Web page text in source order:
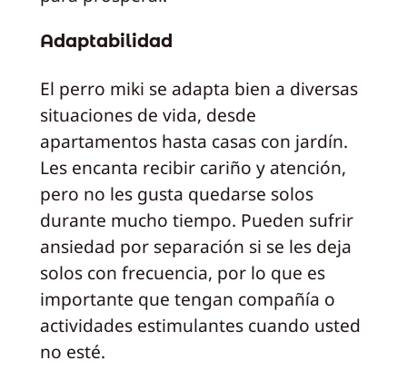
Adaptabilidad
El perro miki se adapta bien a diversas
situaciones de vida, desde
apartamentos hasta casas con jardín.
Les encanta recibir cariño y atención,
pero no les gusta quedarse solos
durante mucho tiempo. Pueden sufrir
ansiedad por separación si se les deja
solos con frecuencia, por lo que es
importante que tengan compañía o
actividades estimulantes cuando usted
no esté.